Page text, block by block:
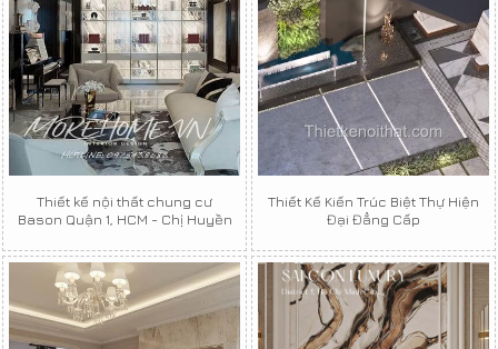
Thiết kế nội thất chung cư
Bason Quận 1, HCM - Chị Huyền
Thiết Kế Kiến Trúc Biệt Thự Hiện
Đại Đẳng Cấp